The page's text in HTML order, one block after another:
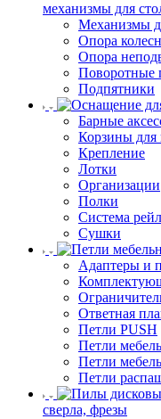
механизмы для
Механизмы
Опора
Опора
Поворотные
Подпятники
Барные
Корзины для
Крепление
Лотки
Организации
Полки
Система
Сушки
Адаптеры и
Ответная
Петли PUSH
Петли
Петли
Петли
сверла, фрезы